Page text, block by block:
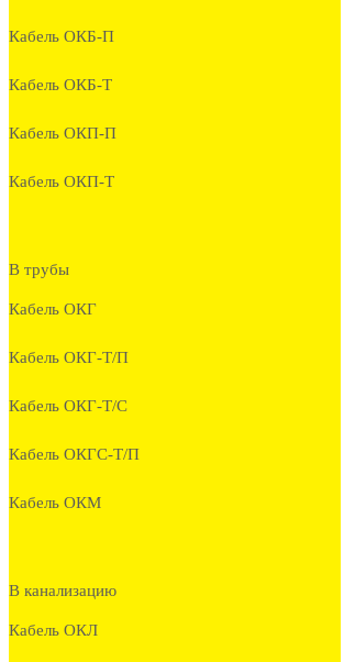
Кабель ОКБ-П
Кабель ОКБ-Т
Кабель ОКП-П
Кабель ОКП-Т
В трубы
Кабель ОКГ
Кабель ОКГ-Т/П
Кабель ОКГ-Т/С
Кабель ОКГС-Т/П
Кабель ОКМ
В канализацию
Кабель ОКЛ